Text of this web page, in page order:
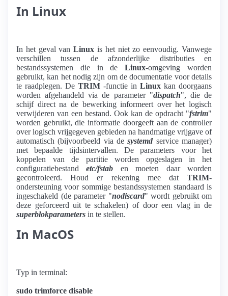
In Linux
In het geval vanLinux is het niet zo eenvoudig. Vanwege
verschillen tussen de afzonderlijke distributies en
bestandssystemen die in deLinux-omgeving worden
gebruikt, kan het nodig zijn om de documentatie voor details
te raadplegen. De TRIM -functie in Linux kan doorgaans
worden afgehandeld via de parameter "dispatch", die de
schijf direct na de bewerking informeert over het logisch
verwijderen van een bestand. Ook kan de opdracht "fstrim"
worden gebruikt, die informatie doorgeeft aan de controller
over logisch vrijgegeven gebieden na handmatige vrijgave of
automatisch (bijvoorbeeld via desystemd service manager)
met bepaalde tijdsintervallen. De parameters voor het
koppelen van de partitie worden opgeslagen in het
configuratiebestandetc/fstab en moeten daar worden
gecontroleerd. Houd er rekening mee dat TRIM-
ondersteuning voor sommige bestandssystemen standaard is
ingeschakeld (de parameter "nodiscard" wordt gebruikt om
deze geforceerd uit te schakelen) of door een vlag in de
superblokparameters in te stellen.
In MacOS
Typ in terminal:
sudo trimforce disable